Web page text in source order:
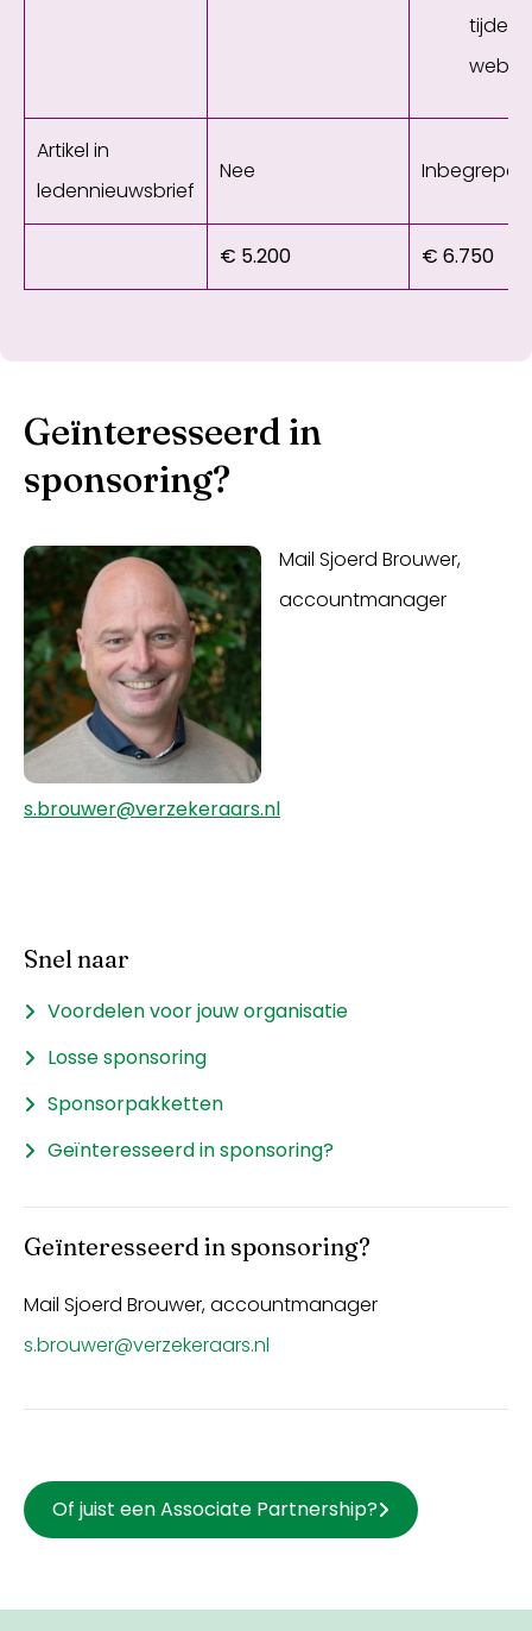
tijdens
Artikel in
ledennieuwsbrief
Nee Inbegrepen
€ 5.200 € 6.750
Geïnteresseerd in
sponsoring?
Mail Sjoerd Brouwer,
accountmanager
s.brouwer@verzekeraars.nl
Snel naar
Voordelen voor jouw organisatie
Losse sponsoring
Sponsorpakketten
Geïnteresseerd in sponsoring?
Geïnteresseerd in sponsoring?
Mail Sjoerd Brouwer, accountmanager
s.brouwer@verzekeraars.nl
Of juist een Associate Partnership?